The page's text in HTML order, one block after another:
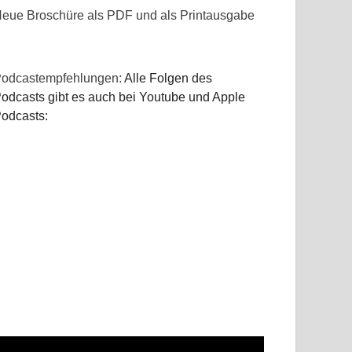
Broschüre als PDF und als Printausgabe
Alle Folgen des
gibt es auch bei Youtube und Apple